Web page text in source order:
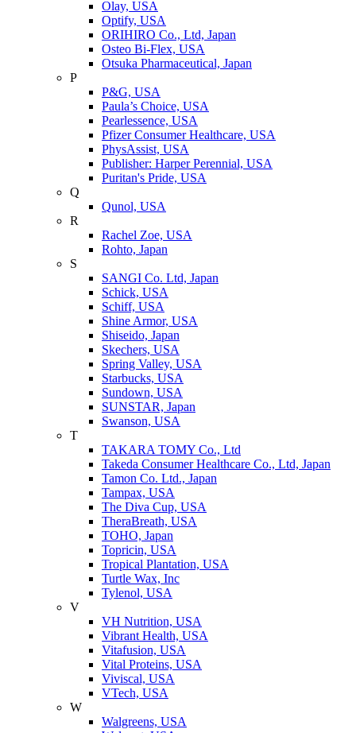
Olay, USA
Optify, USA
ORIHIRO Co., Ltd, Japan
Osteo Bi-Flex, USA
Otsuka Pharmaceutical, Japan
P
P&G, USA
Paula’s Choice, USA
Pearlessence, USA
Pfizer Consumer Healthcare, USA
PhysAssist, USA
Publisher: Harper Perennial, USA
Puritan's Pride, USA
Q
Qunol, USA
R
Rachel Zoe, USA
Rohto, Japan
S
SANGI Co. Ltd, Japan
Schick, USA
Schiff, USA
Shine Armor, USA
Shiseido, Japan
Skechers, USA
Spring Valley, USA
Starbucks, USA
Sundown, USA
SUNSTAR, Japan
Swanson, USA
T
TAKARA TOMY Co., Ltd
Takeda Consumer Healthcare Co., Ltd, Japan
Tamon Co. Ltd., Japan
Tampax, USA
The Diva Cup, USA
TheraBreath, USA
TOHO, Japan
Topricin, USA
Tropical Plantation, USA
Turtle Wax, Inc
Tylenol, USA
V
VH Nutrition, USA
Vibrant Health, USA
Vitafusion, USA
Vital Proteins, USA
Viviscal, USA
VTech, USA
W
Walgreens, USA